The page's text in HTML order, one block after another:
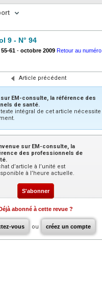
9 - N° 94
55-61 - octobre 2009 Retour au numéro
Article précédent
EM-consulte, la référence des
de santé.
texte intégral de cet article nécessite
sur EM-consulte, la
des professionnels de
d’article à l’unité est
à l’heure actuelle.
S'abonner
abonné à cette revue ?
vous ou créez un compte